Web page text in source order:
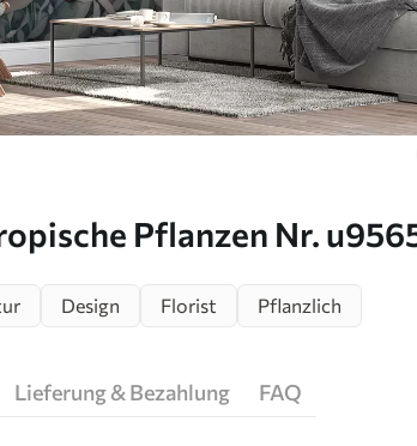
Pflanzen Nr.
Design Florist Pflanzlich
Lieferung & Bezahlung FAQ